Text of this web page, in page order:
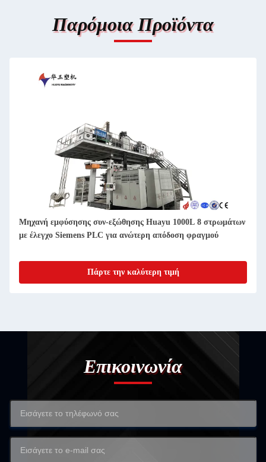
Παρόμοια Προϊόντα
Μηχανή εμφύσησης συν-εξώθησης Huayu 1000L 8 στρωμάτων
με έλεγχο Siemens PLC για ανώτερη απόδοση φραγμού
Πάρτε την καλύτερη τιμή
Επικοινωνία